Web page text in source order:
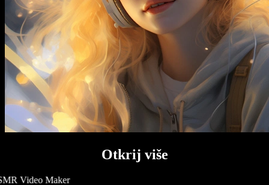
Otkrij više
Video Maker